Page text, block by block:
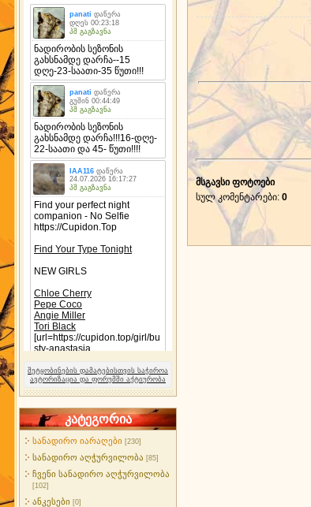
შეტყობინების დამატებისთვის საჭიროა
ავტორიზაცია და ფორუმში აქტიურობა
კატეგორია
სანადირო იარაღები [230]
სანადირო აღჭურვილობა [85]
ჩვენი სანადირო აღჭურვილობა
[102]
ანკესები [0]
მსგავსი ფოტოები
სულ კომენტარები: 0